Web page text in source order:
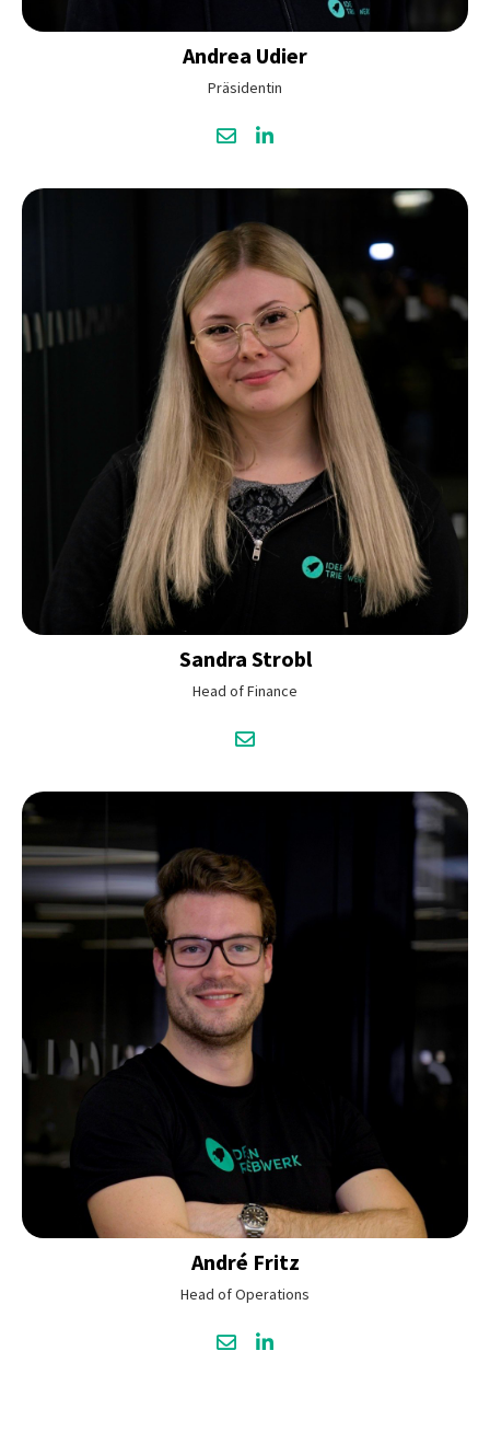
Andrea Udier
Präsidentin
Sandra Strobl
Head of Finance
André Fritz
Head of Operations